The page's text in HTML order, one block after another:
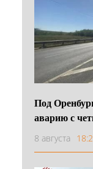
Под
аварию с
8 августа